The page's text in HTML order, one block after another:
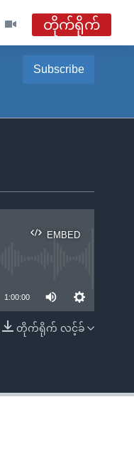
တိုက်ရိုက်
အစီအစဉ်များ
ရေဒီယိုတိုက်ရိုက်နားဆင်ရန်
Subscribe
EMBED
EMBED
1:00:00
တိုက်ရိုက် လင့်ခ်